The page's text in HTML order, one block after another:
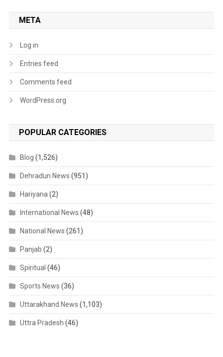
META
Log in
Entries feed
Comments feed
WordPress.org
POPULAR CATEGORIES
Blog (1,526)
Dehradun News (951)
Hariyana (2)
International News (48)
National News (261)
Panjab (2)
Spiritual (46)
Sports News (36)
Uttarakhand News (1,103)
Uttra Pradesh (46)